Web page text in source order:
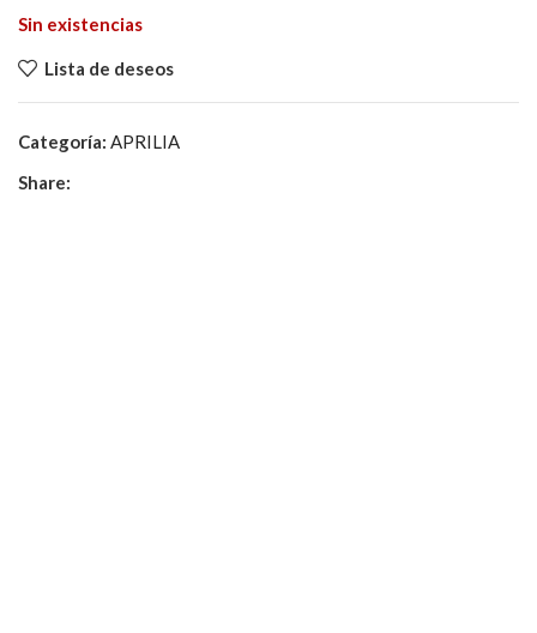
Sin existencias
Lista de deseos
Categoría: APRILIA
Share: